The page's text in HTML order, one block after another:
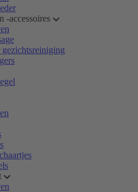
-accessoires